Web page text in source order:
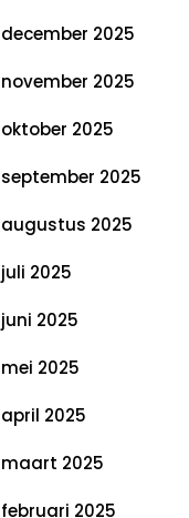
december 2025
november 2025
oktober 2025
september 2025
augustus 2025
juli 2025
juni 2025
mei 2025
april 2025
maart 2025
februari 2025